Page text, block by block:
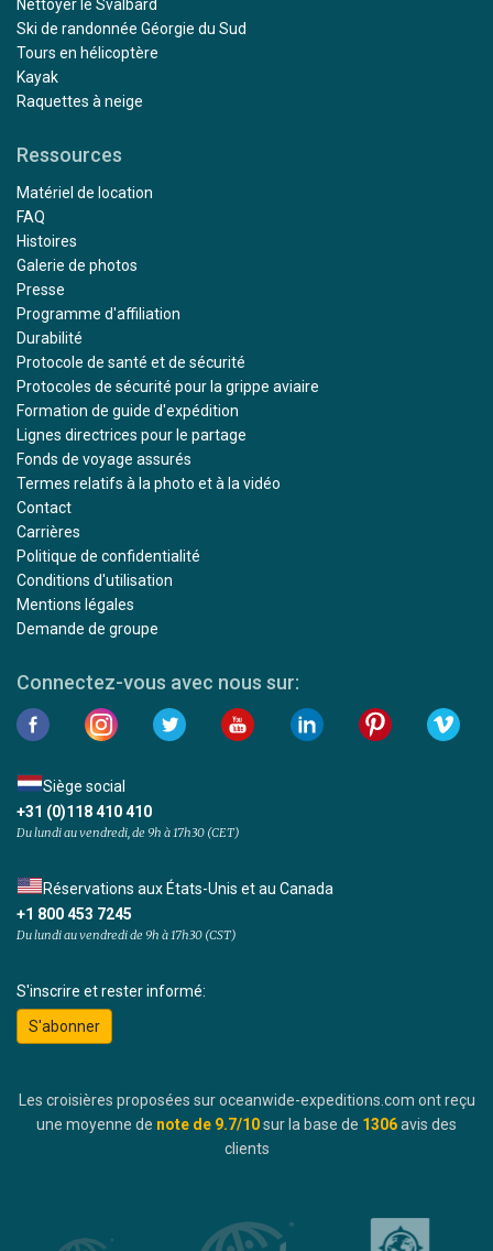
Nettoyer le Svalbard
Ski de randonnée Géorgie du Sud
Tours en hélicoptère
Kayak
Raquettes à neige
Ressources
Matériel de location
FAQ
Histoires
Galerie de photos
Presse
Programme d'affiliation
Durabilité
Protocole de santé et de sécurité
Protocoles de sécurité pour la grippe aviaire
Formation de guide d'expédition
Lignes directrices pour le partage
Fonds de voyage assurés
Termes relatifs à la photo et à la vidéo
Contact
Carrières
Politique de confidentialité
Conditions d'utilisation
Mentions légales
Demande de groupe
Connectez-vous avec nous sur:
Siège social
+31 (0)118 410 410
Du lundi au vendredi, de 9h à 17h30 (CET)
Réservations aux États-Unis et au Canada
+1 800 453 7245
Du lundi au vendredi de 9h à 17h30 (CST)
S'inscrire et rester informé:
S'abonner
Les croisières proposées sur oceanwide-expeditions.com ont reçu
une moyenne de note de 9.7/10sur la base de 1306avis des
clients